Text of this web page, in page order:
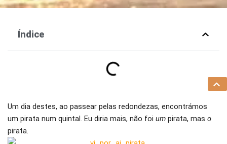
Índice
Um dia destes, ao passear pelas redondezas, encontrámos
um pirata num quintal. Eu diria mais, não foi um pirata, mas o
pirata.